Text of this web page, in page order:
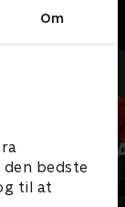
Om
bedste
til at